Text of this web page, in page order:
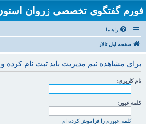
فورم گفتگوی تخصصی زروان
راهنما
صفحه اول تالار
برای مشاهده تیم مدیریت باید ثبت نام کرده
نام کاربری:
کلمه عبور:
کلمه عبورم را فراموش کرده ام